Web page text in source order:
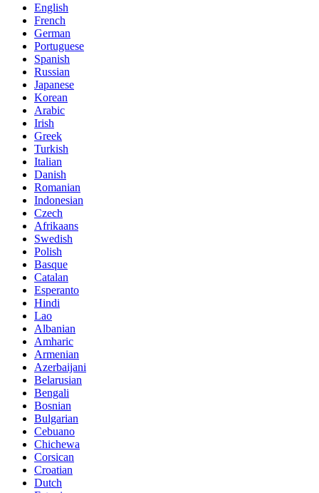
English
French
German
Portuguese
Spanish
Russian
Japanese
Korean
Arabic
Irish
Greek
Turkish
Italian
Danish
Romanian
Indonesian
Czech
Afrikaans
Swedish
Polish
Basque
Catalan
Esperanto
Hindi
Lao
Albanian
Amharic
Armenian
Azerbaijani
Belarusian
Bengali
Bosnian
Bulgarian
Cebuano
Chichewa
Corsican
Croatian
Dutch